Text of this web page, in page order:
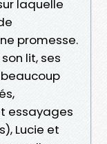
laquelle
promesse.
lit, ses
essayages
Lucie et